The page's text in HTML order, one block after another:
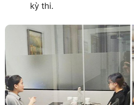
kỳ thi.